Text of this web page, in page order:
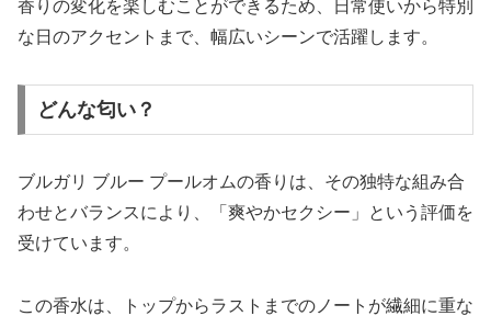
香りの変化を楽しむことができるため、日常使いから特別
な日のアクセントまで、幅広いシーンで活躍します。
どんな匂い？
ブルガリ ブルー プールオムの香りは、その独特な組み合
わせとバランスにより、「爽やかセクシー」という評価を
受けています。
この香水は、トップからラストまでのノートが繊細に重な